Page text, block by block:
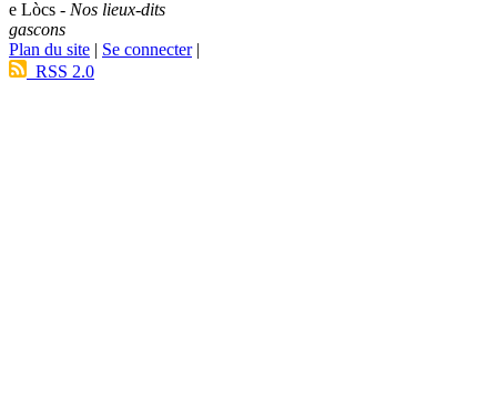
e Lòcs - Nos lieux-dits
gascons
Plan du site | Se connecter|
RSS 2.0